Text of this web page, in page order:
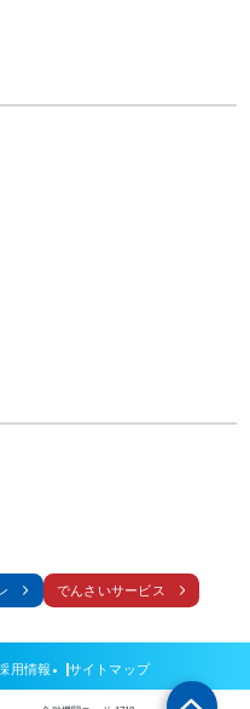
でんさいサービス
用情報 サイトマップ